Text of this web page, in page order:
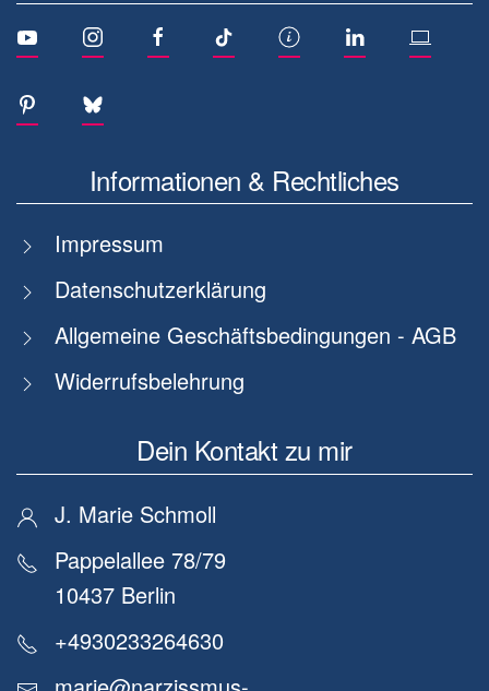
Informationen & Rechtliches
Impressum
Datenschutzerklärung
Allgemeine Geschäftsbedingungen - AGB
Widerrufsbelehrung
Dein Kontakt zu mir
J. Marie Schmoll
Pappelallee 78/79
10437 Berlin
+4930233264630